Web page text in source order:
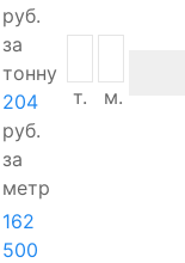
руб.
за
тонну
204
руб.
за
метр
т. м.
162
500